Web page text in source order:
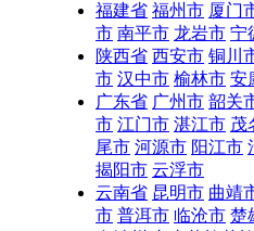
福建省 福州市 厦门
市 南平市 龙岩市 宁
陕西省 西安市 铜川
市 汉中市 榆林市 安
广东省 广州市 韶关
市 江门市 湛江市 茂
尾市 河源市 阳江市
揭阳市 云浮市
云南省 昆明市 曲靖
市 普洱市 临沧市 楚